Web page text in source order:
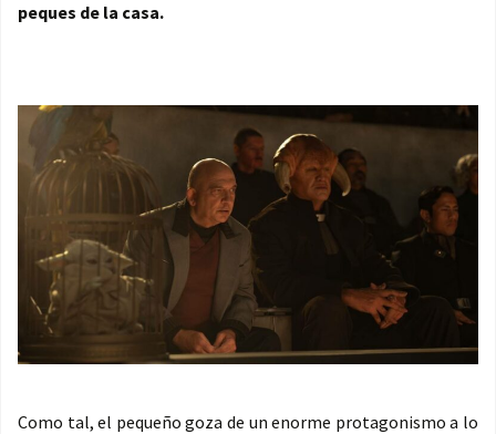
peques de la casa.
Como tal, el pequeño goza de un enorme protagonismo a lo